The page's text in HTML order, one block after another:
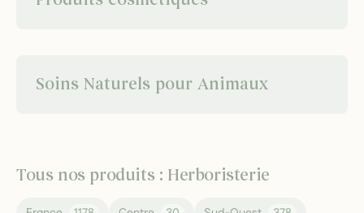
Soins Naturels pour Animaux
Tous nos produits : Herboristerie